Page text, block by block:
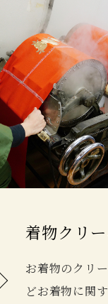
着物クリ
お着物のクリ
どお着物に関